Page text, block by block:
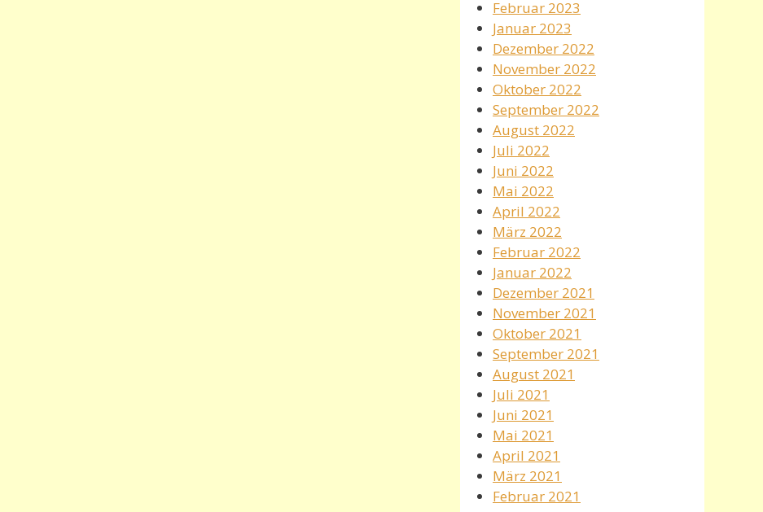
Februar 2023
Januar 2023
Dezember 2022
November 2022
Oktober 2022
September 2022
August 2022
Juli 2022
Juni 2022
Mai 2022
April 2022
März 2022
Februar 2022
Januar 2022
Dezember 2021
November 2021
Oktober 2021
September 2021
August 2021
Juli 2021
Juni 2021
Mai 2021
April 2021
März 2021
Februar 2021